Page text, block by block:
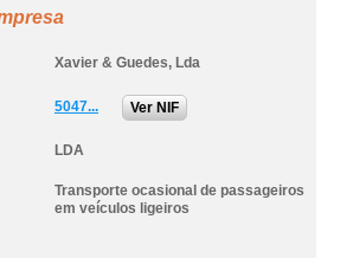
Xavier & Guedes, Lda
5047... Ver NIF
LDA
Transporte ocasional de passageiros
em veículos ligeiros